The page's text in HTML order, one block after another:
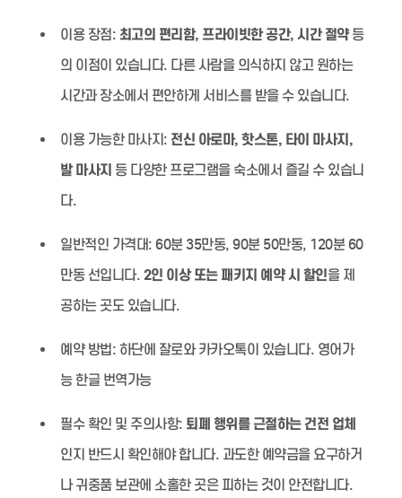
이용 장점: 최고의 편리함, 프라이빗한 공간, 시간 절약등
의 이점이 있습니다. 다른 사람을 의식하지 않고 원하는
시간과 장소에서 편안하게 서비스를 받을 수 있습니다.
이용 가능한 마사지: 전신 아로마, 핫스톤, 타이 마사지,
발 마사지 등 다양한 프로그램을 숙소에서 즐길 수 있습니
다.
일반적인 가격대: 60분 35만동, 90분 50만동, 120분 60
만동 선입니다. 2인 이상 또는 패키지 예약 시 할인을 제
공하는 곳도 있습니다.
예약 방법: 하단에 잘로와 카카오톡이 있습니다. 영어가
능 한글 번역가능
필수 확인 및 주의사항: 퇴폐 행위를 근절하는 건전 업체
인지 반드시 확인해야 합니다. 과도한 예약금을 요구하거
나 귀중품 보관에 소홀한 곳은 피하는 것이 안전합니다.